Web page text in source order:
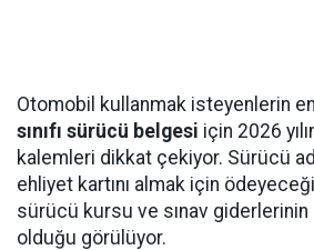
Otomobil kullanmak isteyenlerin
sınıfı sürücü belgesi için 2026
kalemleri dikkat çekiyor. Sürücü
ehliyet kartını almak için
sürücü kursu ve sınav giderlerinin
olduğu görülüyor.